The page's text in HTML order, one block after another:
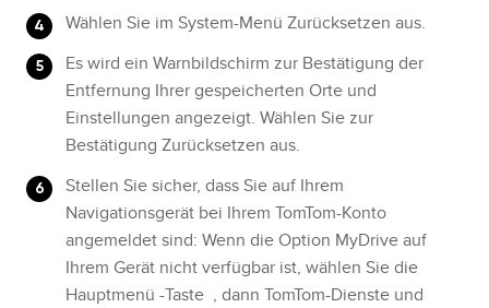
Wählen Sie im System-Menü Zurücksetzen aus.
Es wird ein Warnbildschirm zur Bestätigung der
Entfernung Ihrer gespeicherten Orte und
Einstellungen angezeigt. Wählen Sie zur
Bestätigung Zurücksetzen aus.
Stellen Sie sicher, dass Sie auf Ihrem
Navigationsgerät bei Ihrem TomTom-Konto
angemeldet sind: Wenn die Option MyDrive auf
Ihrem Gerät nicht verfügbar ist, wählen Sie die
Hauptmenü -Taste , dann TomTom-Dienste und